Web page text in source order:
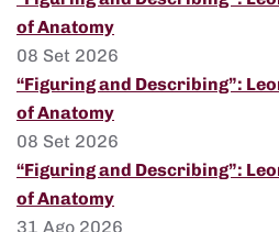
of Anatomy
08 Set 2026
“Figuring and Describing”:
of Anatomy
08 Set 2026
“Figuring and Describing”:
of Anatomy
31 Ago 2026